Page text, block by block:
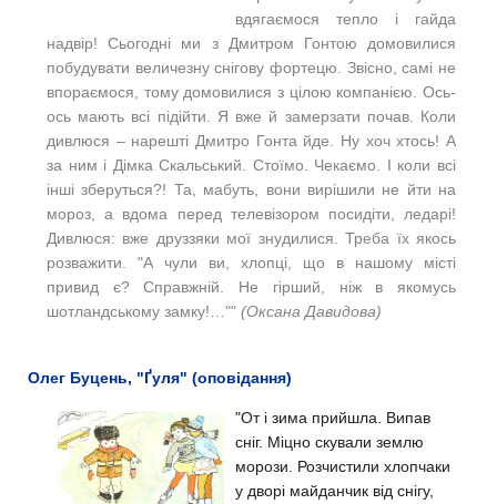
вдягаємося тепло і гайда
надвір! Сьогодні ми з Дмитром Гонтою домовилися
побудувати величезну снігову фортецю. Звісно, самі не
впораємося, тому домовилися з цілою компанією. Ось-
ось мають всі підійти. Я вже й замерзати почав. Коли
дивлюся – нарешті Дмитро Гонта йде. Ну хоч хтось! А
за ним і Дімка Скальський. Стоїмо. Чекаємо. І коли всі
інші зберуться?! Та, мабуть, вони вирішили не йти на
мороз, а вдома перед телевізором посидіти, ледарі!
Дивлюся: вже друззяки мої знудилися. Треба їх якось
розважити. "А чули ви, хлопці, що в нашому місті
привид є? Справжній. Не гірший, ніж в якомусь
шотландському замку!…"" (Оксана Давидова)
Олег Буцень, "Ґуля" (оповідання)
"От і зима прийшла. Випав
сніг. Міцно скували землю
морози. Розчистили хлопчаки
у дворі майданчик від снігу,